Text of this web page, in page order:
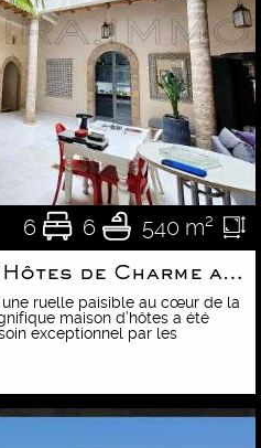
6 6 540 m²
Superbe Maison d’Hôtes de Charme au Cœur de la Médina d’Essaouira
une ruelle paisible au cœur de la
maison d’hôtes a été
exceptionnel par les